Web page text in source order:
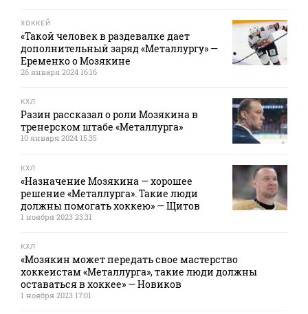
ХОККЕЙ
«Такой человек в раздевалке дает
дополнительный заряд «Металлургу» —
Еременко о Мозякине
26 января 2024 16:16
КХЛ
Разин рассказал о роли Мозякина в
тренерском штабе «Металлурга»
10 января 2024 15:35
КХЛ
«Назначение Мозякина — хорошее
решение «Металлурга». Такие люди
должны помогать хоккею» — Щитов
1 ноября 2023 23:31
КХЛ
«Мозякин может передать свое мастерство
хоккеистам «Металлурга», такие люди должны
оставаться в хоккее» — Новиков
1 ноября 2023 17:01